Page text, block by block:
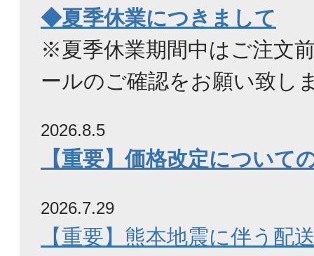
◆夏季休業につきまして
※夏季休業期間中はご注文
ールのご確認をお願い致し
2026.8.5
【重要】価格改定について
2026.7.29
【重要】熊本地震に伴う配